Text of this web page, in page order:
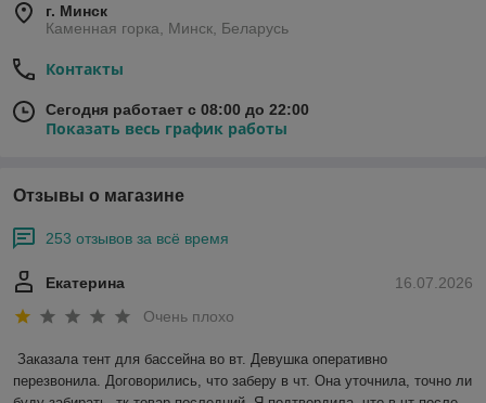
г. Минск
Каменная горка, Минск, Беларусь
Контакты
Сегодня работает с 08:00 до 22:00
Показать весь график работы
Отзывы о магазине
253 отзывов за всё время
16.07.2026
Екатерина
Очень плохо
Заказала тент для бассейна во вт. Девушка оперативно
перезвонила. Договорились, что заберу в чт. Она уточнила, точно ли